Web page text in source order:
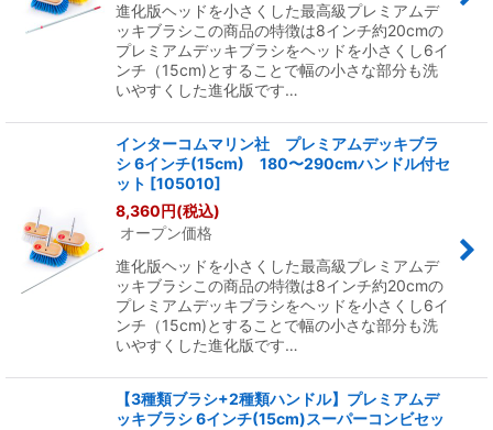
進化版ヘッドを小さくした最高級プレミアムデ
ッキブラシこの商品の特徴は8インチ約20cmの
プレミアムデッキブラシをヘッドを小さくし6イ
ンチ（15cm)とすることで幅の小さな部分も洗
いやすくした進化版です…
インターコムマリン社 プレミアムデッキブラ
シ 6インチ(15cm) 180〜290cmハンドル付セ
ット [105010]
8,360円(税込)
オープン価格
進化版ヘッドを小さくした最高級プレミアムデ
ッキブラシこの商品の特徴は8インチ約20cmの
プレミアムデッキブラシをヘッドを小さくし6イ
ンチ（15cm)とすることで幅の小さな部分も洗
いやすくした進化版です…
【3種類ブラシ+2種類ハンドル】プレミアムデ
ッキブラシ 6インチ(15cm)スーパーコンビセッ